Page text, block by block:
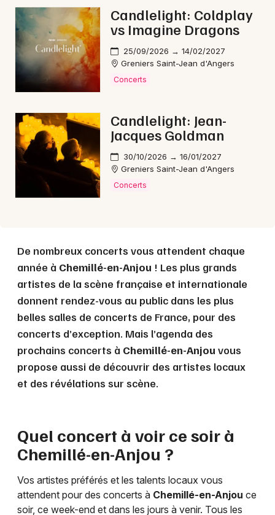
Candlelight: Coldplay
vs Imagine Dragons
25/09/2026 → 14/02/2027
Greniers Saint-Jean d'Angers
Concerts
Candlelight: Jean-
Jacques Goldman
30/10/2026 → 16/01/2027
Greniers Saint-Jean d'Angers
Concerts
De nombreux concerts vous attendent chaque
année à Chemillé-en-Anjou ! Les plus grands
artistes de la scène française et internationale
donnent rendez-vous au public dans les plus
belles salles de concerts de France, pour des
concerts d’exception. Mais l’agenda des
prochains concerts à Chemillé-en-Anjou vous
propose aussi de découvrir des artistes locaux
et des révélations sur scène.
Quel concert à voir ce soir à
Chemillé-en-Anjou ?
Vos artistes préférés et les talents locaux vous
attendent pour des concerts à Chemillé-en-Anjou ce
soir, ce week-end et dans les jours à venir. Tous les